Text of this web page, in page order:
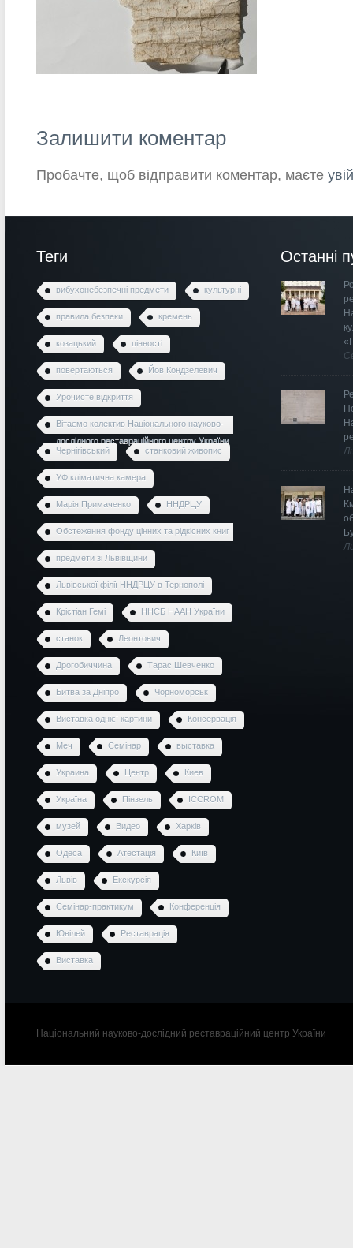
Залишити коментар
Пробачте, щоб відправити коментар, маєте
Теги
вибухонебезпечні предмети культурні
правила безпеки кремень
козацький цінності
повертаються Йов Кондзелевич
Урочисте відкриття
Вітаємо колектив Національного науково-
дослідного реставраційного центру України
Чернігівський
станковий живопис
УФ кліматична камера
Марія Примаченко ННДРЦУ
Обстеження фонду цінних та рідкісних книг
предмети зі Львівщини
Львівської філії ННДРЦУ в Тернополі
Крістіан Гемі ННСБ НААН України
станок Леонтович
Дрогобиччина Тарас Шевченко
Битва за Дніпро Чорноморськ
Виставка однієї картини Консервація
Меч Семінар выставка
Украина Центр Киев
Україна Пінзель ICCROM
музей Видео Харків
Одеса Атестація Київ
Львів Екскурсія
Семінар-практикум Конференція
Ювілей Реставрація
Виставка
Останні
Національний науково-дослідний реставраційний центр України